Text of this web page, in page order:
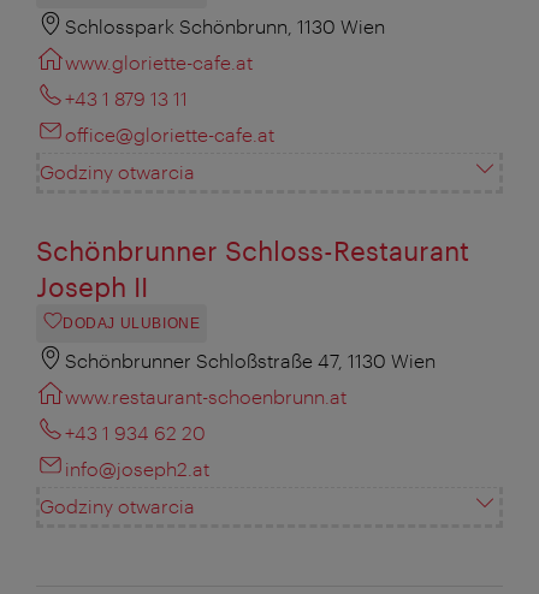
Schlosspark Schönbrunn, 1130 Wien
www.gloriette-cafe.at
+43 1 879 13 11
office@gloriette-cafe.at
Godziny otwarcia
Schönbrunner Schloss-Restaurant
Joseph II
DODAJ ULUBIONE
Schönbrunner Schloßstraße 47, 1130 Wien
www.restaurant-schoenbrunn.at
+43 1 934 62 20
info@joseph2.at
Godziny otwarcia